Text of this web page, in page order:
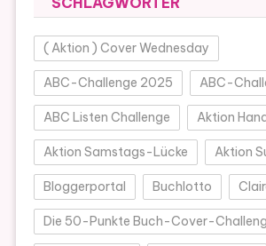
( Aktion ) Cover Wednesday
ABC-Challenge 2025 ABC-
ABC Listen Challenge Aktion
Aktion Samstags-Lücke Aktion
Bloggerportal Buchlotto
Die 50-Punkte Buch-Cover-